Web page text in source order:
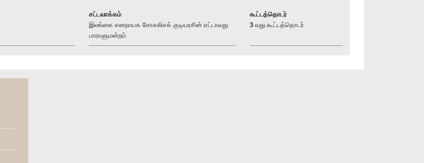
சட்டவாக்கம்
இலங்கை சனநாயக சோசலிசக் குடியரசின் எட்டாவது
பாராளுமன்றம்
கூட்டத்தொடர்
3 வது கூட்டத்தொடர்